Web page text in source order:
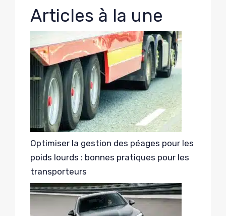
Articles à la une
Optimiser la gestion des péages pour les
poids lourds : bonnes pratiques pour les
transporteurs